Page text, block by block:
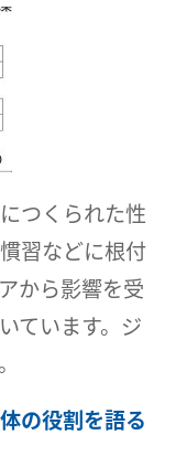
つくられた性
習などに根付
から影響を受
ています。ジ
の役割を語る